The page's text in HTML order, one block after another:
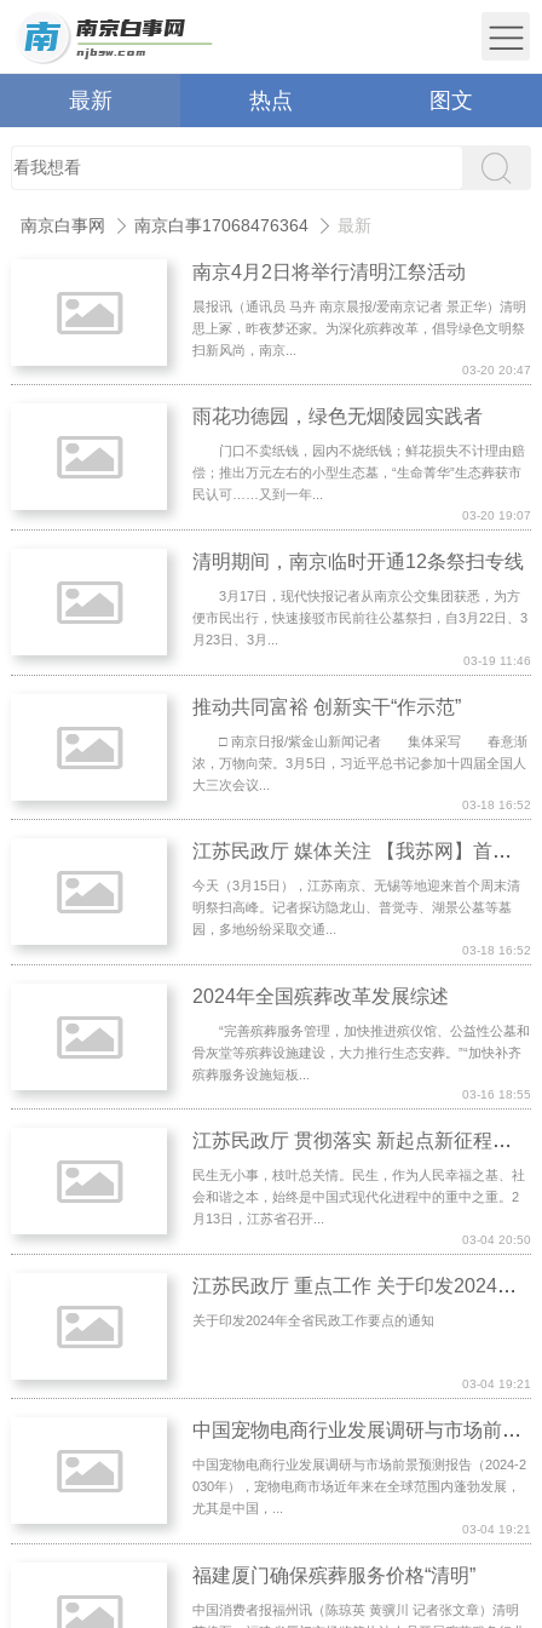
最新 热点 图文
南京白事网 南京白事17068476364 最新
南京4月2日将举行清明江祭活动
晨报讯（通讯员 马卉 南京晨报/爱南京记者 景正华）清明
思上冢，昨夜梦还家。为深化殡葬改革，倡导绿色文明祭
扫新风尚，南京...
03-20 20:47
雨花功德园，绿色无烟陵园实践者
门口不卖纸钱，园内不烧纸钱；鲜花损失不计理由赔
偿；推出万元左右的小型生态墓，“生命菁华”生态葬获市
民认可……又到一年...
03-20 19:07
清明期间，南京临时开通12条祭扫专线
3月17日，现代快报记者从南京公交集团获悉，为方
便市民出行，快速接驳市民前往公墓祭扫，自3月22日、3
月23日、3月...
03-19 11:46
推动共同富裕 创新实干“作示范”
□ 南京日报/紫金山新闻记者 集体采写 春意渐
浓，万物向荣。3月5日，习近平总书记参加十四届全国人
大三次会议...
03-18 16:52
江苏民政厅 媒体关注 【我苏网】首波周末清明祭扫小高峰出现！
今天（3月15日），江苏南京、无锡等地迎来首个周末清
明祭扫高峰。记者探访隐龙山、普觉寺、湖景公墓等墓
园，多地纷纷采取交通...
03-18 16:52
2024年全国殡葬改革发展综述
“完善殡葬服务管理，加快推进殡仪馆、公益性公墓和
骨灰堂等殡葬设施建设，大力推行生态安葬。”“加快补齐
殡葬服务设施短板...
03-16 18:55
江苏民政厅 贯彻落实 新起点新征程，为“幸福民政”加码｜第十九次全省民政会议在江苏民政系统引发强烈反
民生无小事，枝叶总关情。民生，作为人民幸福之基、社
会和谐之本，始终是中国式现代化进程中的重中之重。2
月13日，江苏省召开...
03-04 20:50
江苏民政厅 重点工作 关于印发2024年全省民政工作要点的通知
关于印发2024年全省民政工作要点的通知
03-04 19:21
中国宠物电商行业发展调研与市场前景预测报告（2024
中国宠物电商行业发展调研与市场前景预测报告（2024-2
030年），宠物电商市场近年来在全球范围内蓬勃发展，
尤其是中国，...
03-04 19:21
福建厦门确保殡葬服务价格“清明”
中国消费者报福州讯（陈琼英 黄骥川 记者张文章）清明